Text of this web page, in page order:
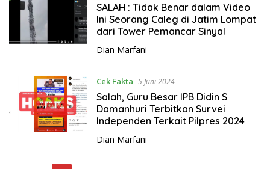
SALAH : Tidak Benar dalam Video
Ini Seorang Caleg di Jatim Lompat
dari Tower Pemancar Sinyal
Dian Marfani
Cek Fakta 5 Juni 2024
Salah, Guru Besar IPB Didin S
Damanhuri Terbitkan Survei
Independen Terkait Pilpres 2024
Dian Marfani